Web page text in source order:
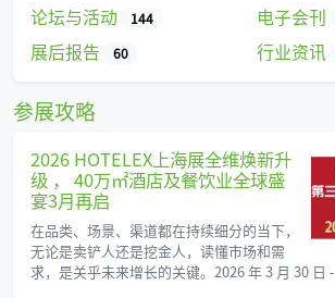
论坛与活动 144 电子会刊
展后报告 60 行业资讯
参展攻略
2026 HOTELEX上海展全维焕新升
级 ， 40万㎡酒店及餐饮业全球盛
宴3月再启
在品类、场景、渠道都在持续细分的当下，
无论是卖铲人还是挖金人，读懂市场和需
求，是关乎未来增长的关键。2026 年 3 月 30 日 -